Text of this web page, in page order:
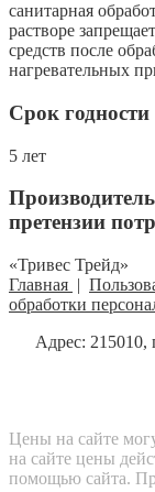
санитарная
растворе
средств после
нагревательных
Срок годности
5 лет
претензии
«Тривес Трейд»
Главная |
обработки
Адрес: 215010,
Цены на сайте
на сайте цены
помощью сайта.